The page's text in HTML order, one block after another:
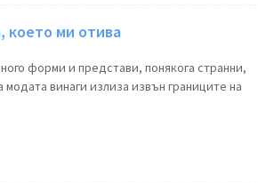
което ми отива
форми и представи, понякога странни,
винаги излиза извън границите на